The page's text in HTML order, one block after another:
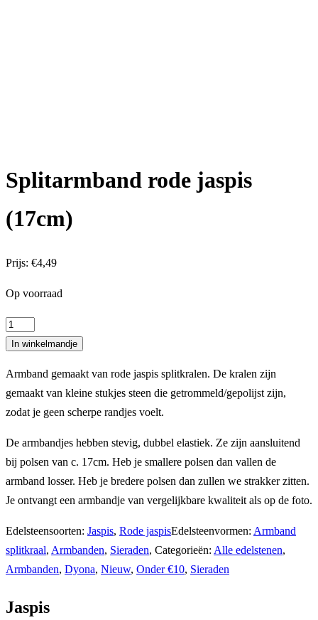
Splitarmband rode jaspis
(17cm)
Prijs: €4,49
Op voorraad
Splitarmband
rode
(17cm)
aantal
In winkelmandje
Armband gemaakt van rode jaspis splitkralen. De kralen zijn
gemaakt van kleine stukjes steen die getrommeld/gepolijst zijn,
zodat je geen scherpe randjes voelt.
De armbandjes hebben stevig, dubbel elastiek. Ze zijn aansluitend
bij polsen van c. 17cm. Heb je smallere polsen dan vallen de
armband losser. Heb je bredere polsen dan zullen we strakker zitten.
Je ontvangt een armbandje van vergelijkbare kwaliteit als op de foto.
Edelsteensoorten: Jaspis, Rode jaspisEdelsteenvormen: Armband
splitkraal, Armbanden, Sieraden, Categorieën: Alle edelstenen,
Armbanden, Dyona, Nieuw, Onder €10, Sieraden
Jaspis